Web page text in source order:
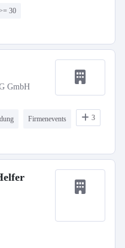
30
GmbH
Firmenevents 3